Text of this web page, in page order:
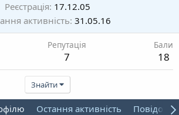
Реєстрація 17.12.05
активність 31.05.16
Репутація
7
Бали
18
Знайти
Остання активність